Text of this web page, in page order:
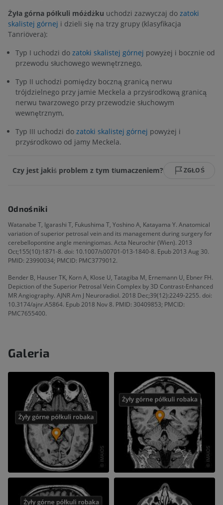
Żyła górna półkuli móżdżku uchodzi zazwyczaj do zatoki
skalistej górnej i dzieli się na trzy grupy (klasyfikacja
Tanriövera):
Typ I uchodzi do zatoki skalistej górnej powyżej i bocznie od
przewodu słuchowego wewnętrznego,
Typ II uchodzi pomiędzy boczną granicą nerwu
trójdzielnego przy jamie Meckela a przyśrodkową granicą
nerwu twarzowego przy przewodzie słuchowym
wewnętrznym,
Typ III uchodzi do zatoki skalistej górnej powyżej i
przyśrodkowo od jamy Meckela.
Czy jest jakiś problem z tym tłumaczeniem? ZGŁOŚ
Odnośniki
Watanabe T, Igarashi T, Fukushima T, Yoshino A, Katayama Y. Anatomical
variation of superior petrosal vein and its management during surgery for
cerebellopontine angle meningiomas. Acta Neurochir (Wien). 2013
Oct;155(10):1871-8. doi: 10.1007/s00701-013-1840-8. Epub 2013 Aug 30.
PMID: 23990034; PMCID: PMC3779012.
Bender B, Hauser TK, Korn A, Klose U, Tatagiba M, Ernemann U, Ebner FH.
Depiction of the Superior Petrosal Vein Complex by 3D Contrast-Enhanced
MR Angiography. AJNR Am J Neuroradiol. 2018 Dec;39(12):2249-2255. doi:
10.3174/ajnr.A5864. Epub 2018 Nov 8. PMID: 30409853; PMCID:
PMC7655400.
Galeria